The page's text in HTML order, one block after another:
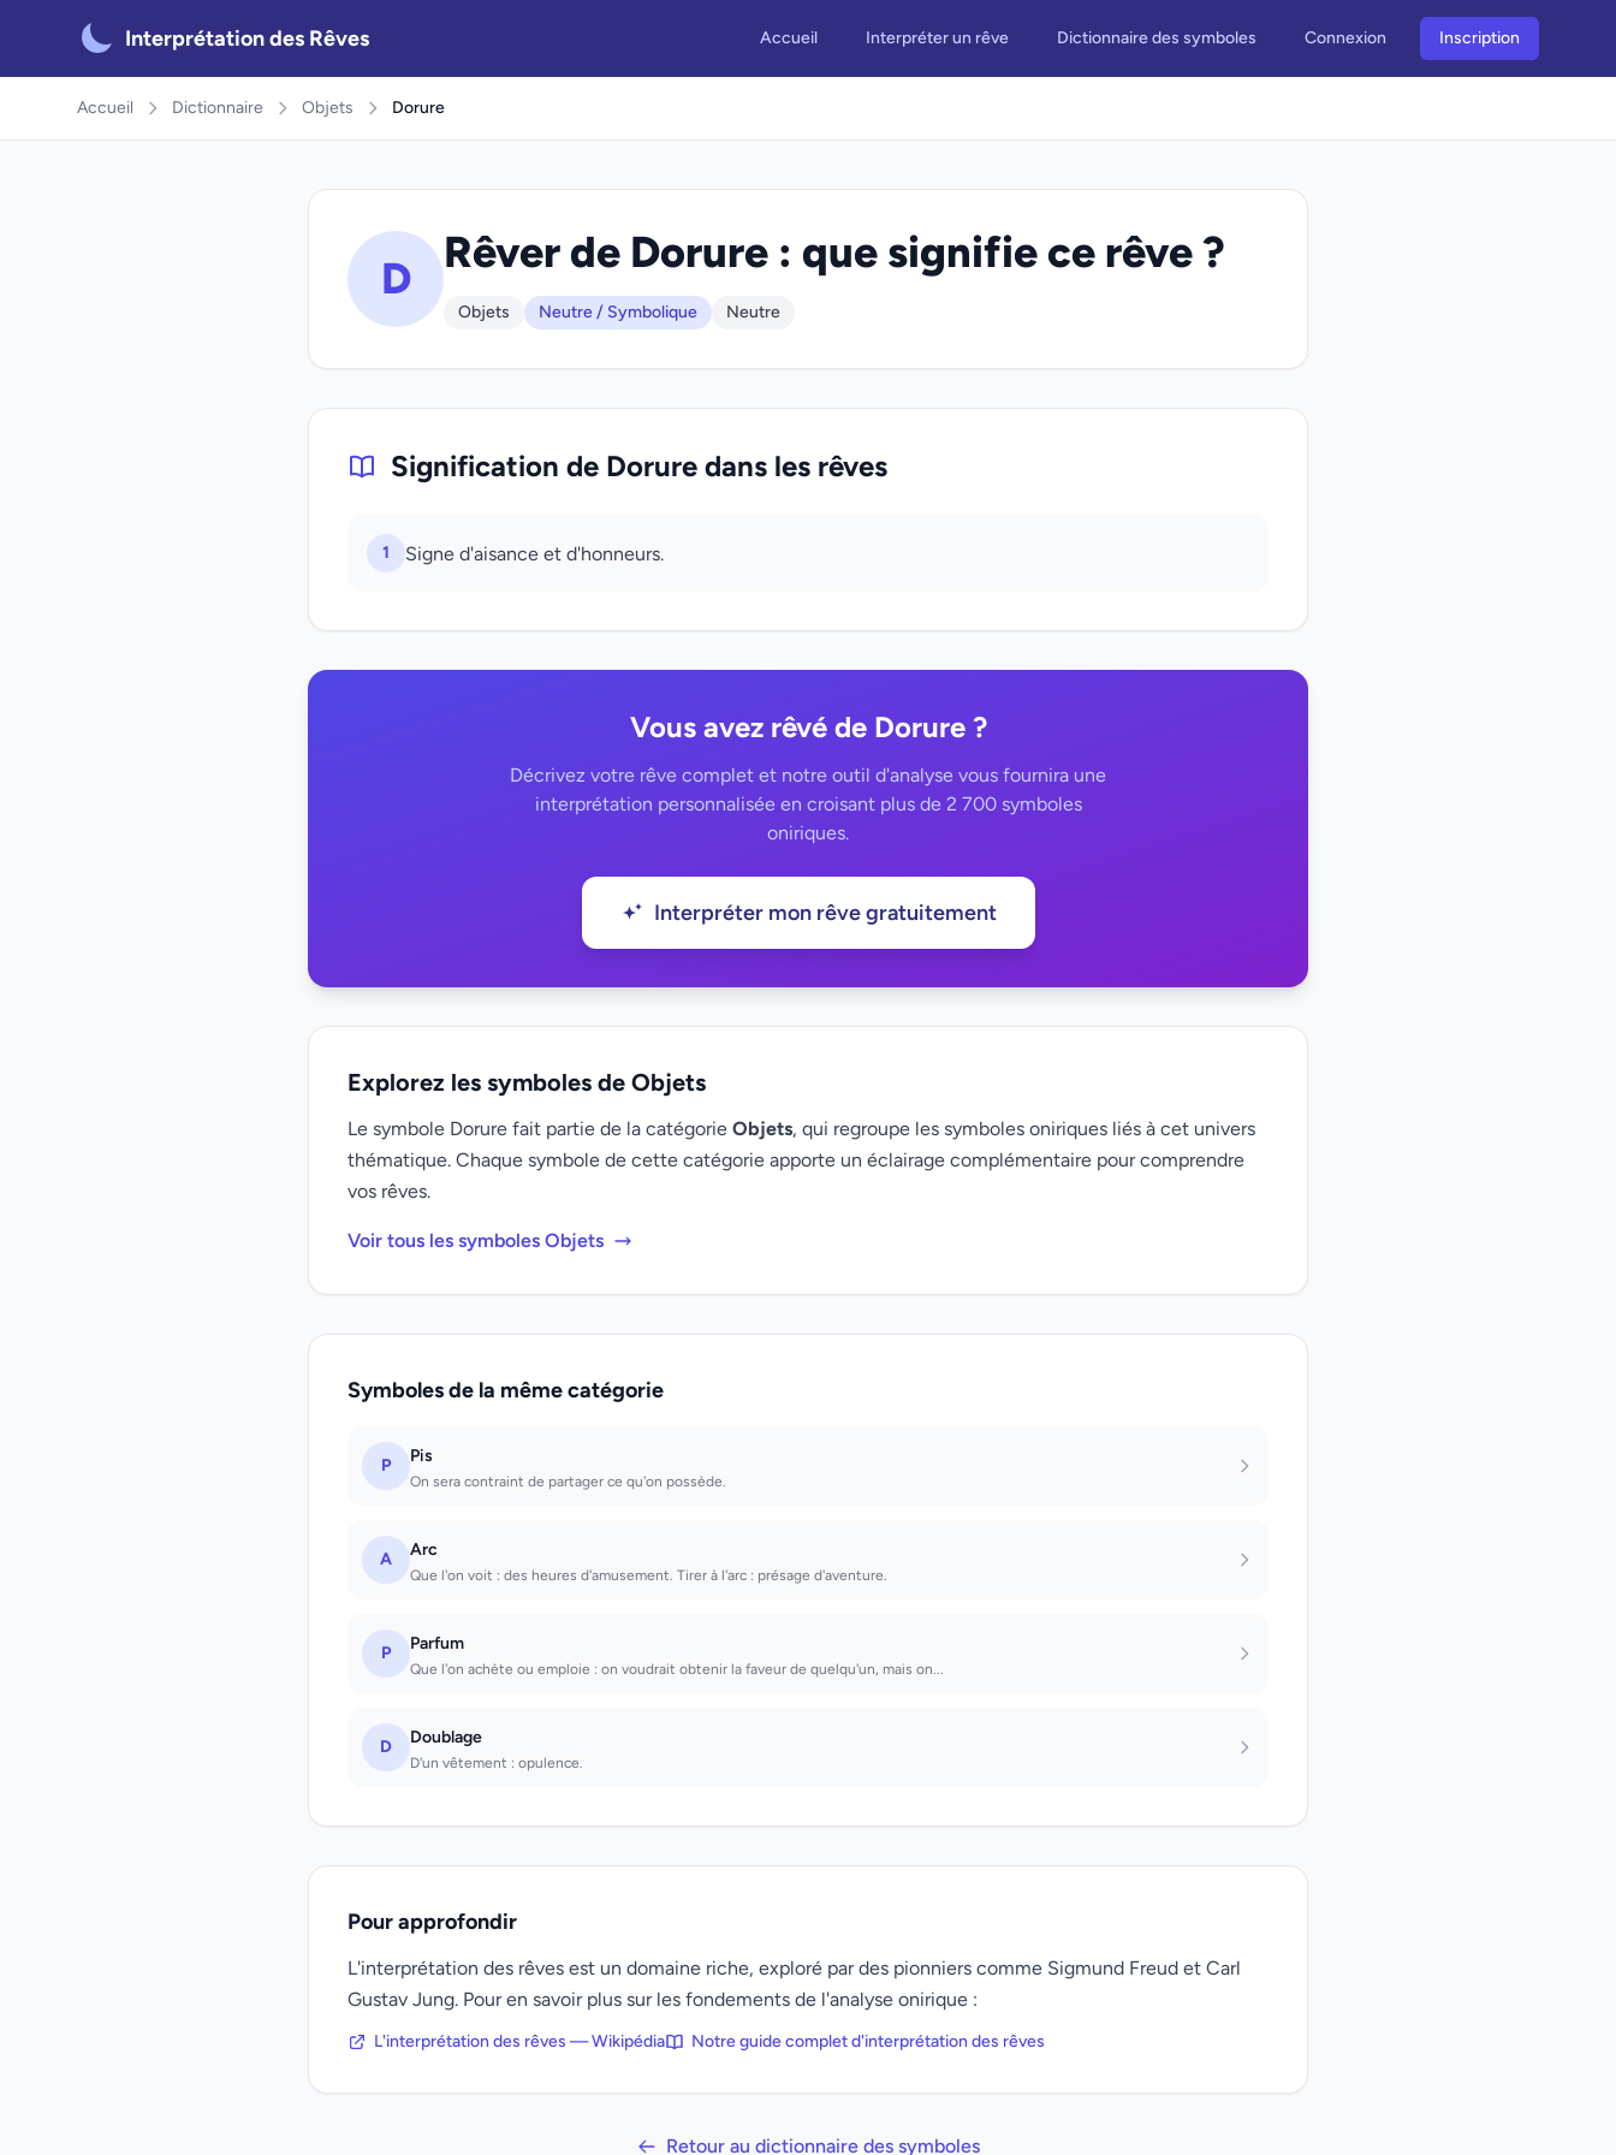
Interprétation des Rêves Accueil Interpréter un rêve Dictionnaire des symboles Connexion Inscription
Accueil Dictionnaire Objets Dorure
D
Rêver de Dorure : que signifie ce rêve ?
Objets Neutre / Symbolique Neutre
Signification de Dorure dans les rêves
1 Signe d'aisance et d'honneurs.
Vous avez rêvé de Dorure ?
Décrivez votre rêve complet et notre outil d'analyse vous fournira une
interprétation personnalisée en croisant plus de 2 700 symboles
oniriques.
Interpréter mon rêve gratuitement
Explorez les symboles de Objets
Le symbole Dorure fait partie de la catégorie Objets, qui regroupe les symboles oniriques liés à cet univers
thématique. Chaque symbole de cette catégorie apporte un éclairage complémentaire pour comprendre
vos rêves.
Voir tous les symboles Objets
Symboles de la même catégorie
P Pis
On sera contraint de partager ce qu'on possède.
A Arc
Que l'on voit : des heures d'amusement. Tirer à l'arc : présage d'aventure.
P Parfum
Que l'on achète ou emploie : on voudrait obtenir la faveur de quelqu'un, mais on...
D Doublage
D'un vêtement : opulence.
Pour approfondir
L'interprétation des rêves est un domaine riche, exploré par des pionniers comme Sigmund Freud et Carl
Gustav Jung. Pour en savoir plus sur les fondements de l'analyse onirique :
L'interprétation des rêves — Wikipédia Notre guide complet d'interprétation des rêves
Retour au dictionnaire des symboles